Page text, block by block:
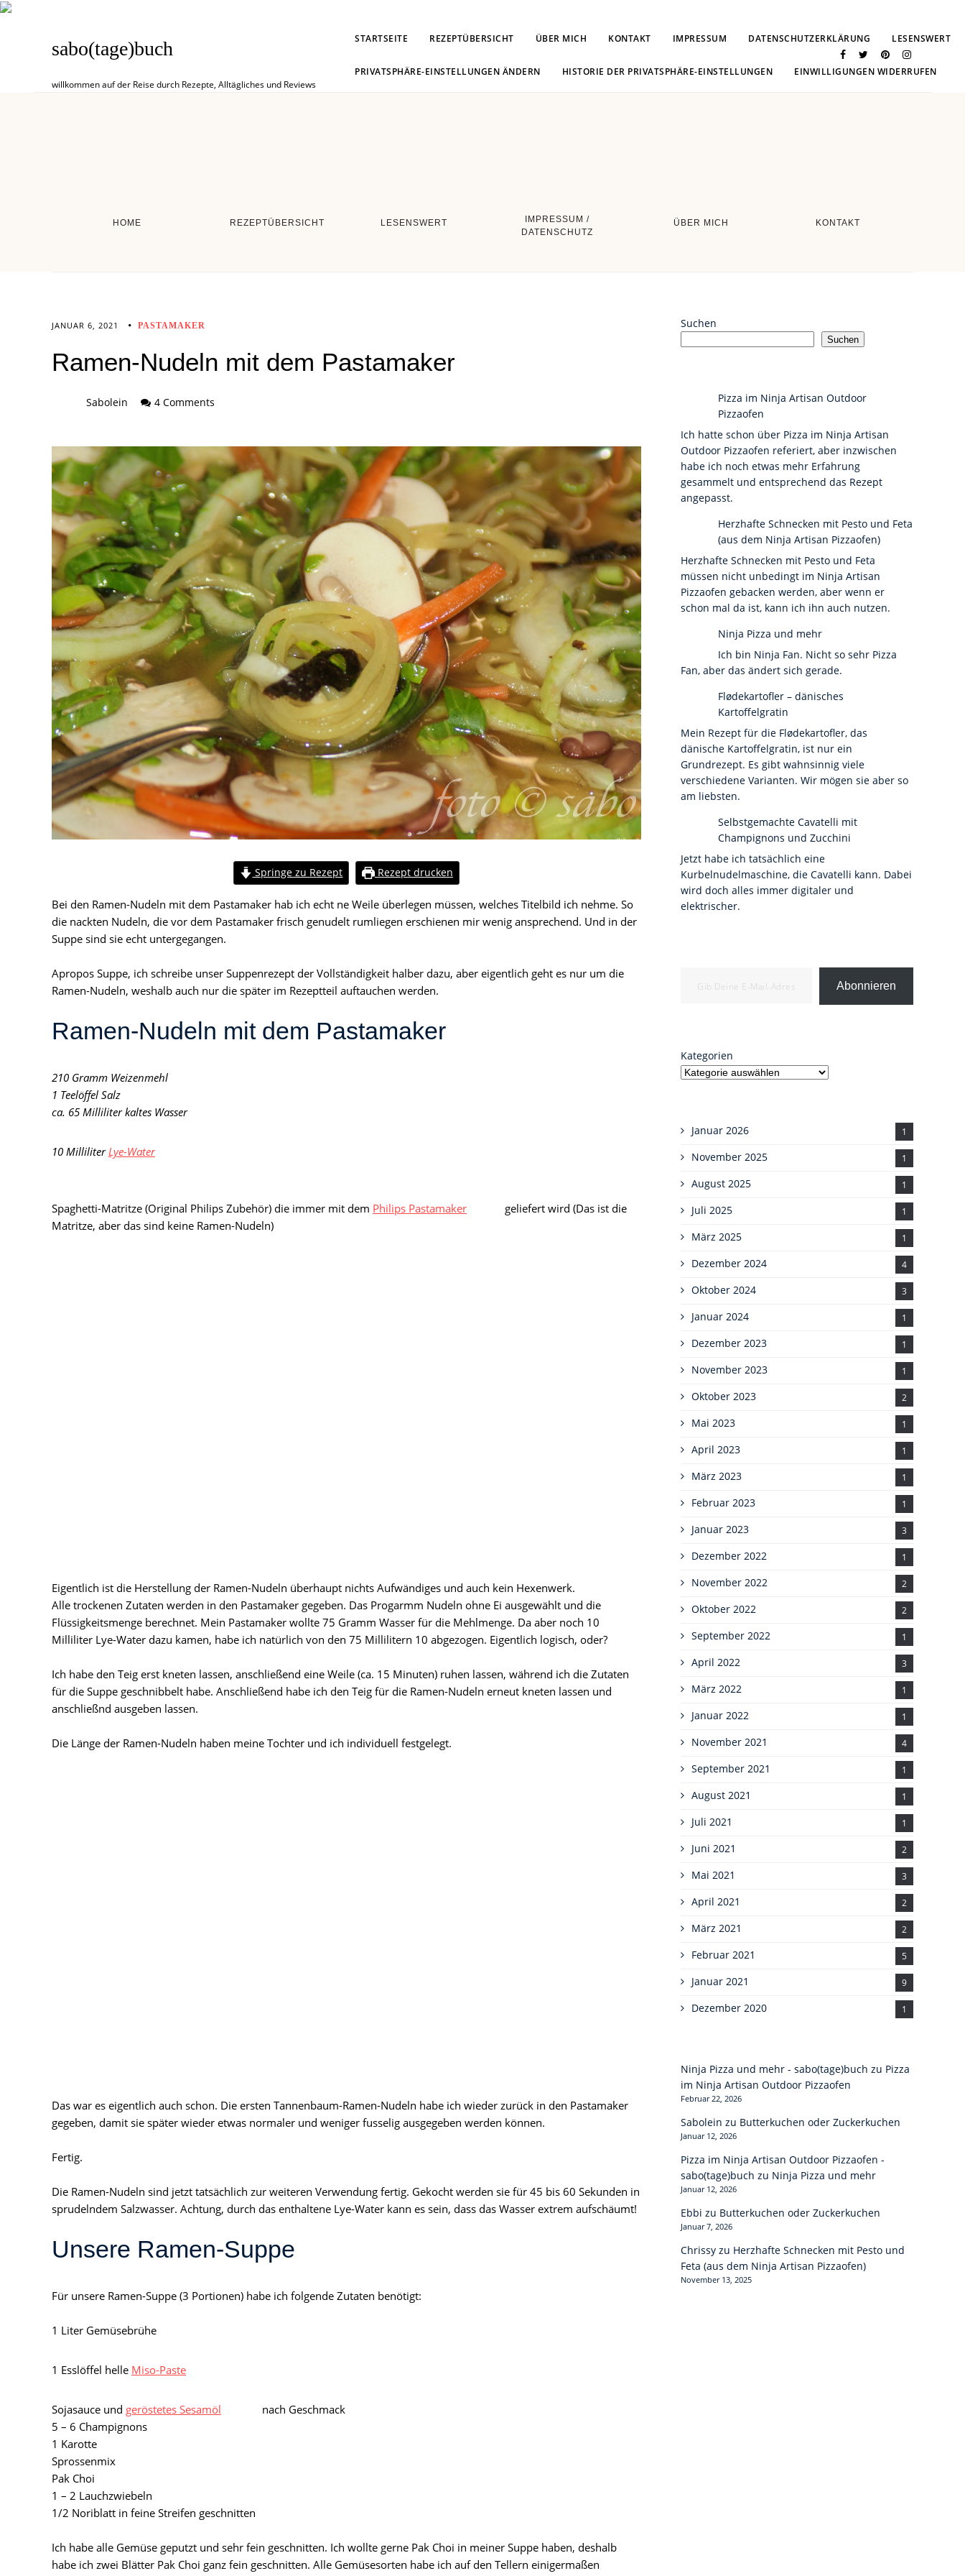
sabo(tage)buch
willkommen auf der Reise durch Rezepte, Alltägliches und Reviews
STARTSEITE REZEPTÜBERSICHT ÜBER MICH KONTAKT IMPRESSUM DATENSCHUTZERKLÄRUNG LESENSWERT
PRIVATSPHÄRE-EINSTELLUNGEN ÄNDERN HISTORIE DER PRIVATSPHÄRE-EINSTELLUNGEN EINWILLIGUNGEN WIDERRUFEN
HOME REZEPTÜBERSICHT LESENSWERT
IMPRESSUM /
DATENSCHUTZ
ÜBER MICH KONTAKT
JANUAR 6, 2021 PASTAMAKER
Ramen-Nudeln mit dem Pastamaker
Sabolein 4 Comments
Springe zu Rezept Rezept drucken
Bei den Ramen-Nudeln mit dem Pastamaker hab ich echt ne Weile überlegen müssen, welches Titelbild ich nehme. So
die nackten Nudeln, die vor dem Pastamaker frisch genudelt rumliegen erschienen mir wenig ansprechend. Und in der
Suppe sind sie echt untergegangen.
Apropos Suppe, ich schreibe unser Suppenrezept der Vollständigkeit halber dazu, aber eigentlich geht es nur um die
Ramen-Nudeln, weshalb auch nur die später im Rezeptteil auftauchen werden.
Ramen-Nudeln mit dem Pastamaker
210 Gramm Weizenmehl
1 Teelöffel Salz
ca. 65 Milliliter kaltes Wasser
10 Milliliter Lye-Water
Spaghetti-Matritze (Original Philips Zubehör) die immer mit dem Philips Pastamaker
geliefert wird (Das ist die
Matritze, aber das sind keine Ramen-Nudeln)
Eigentlich ist die Herstellung der Ramen-Nudeln überhaupt nichts Aufwändiges und auch kein Hexenwerk.
Alle trockenen Zutaten werden in den Pastamaker gegeben. Das Progarmm Nudeln ohne Ei ausgewählt und die
Flüssigkeitsmenge berechnet. Mein Pastamaker wollte 75 Gramm Wasser für die Mehlmenge. Da aber noch 10
Milliliter Lye-Water dazu kamen, habe ich natürlich von den 75 Millilitern 10 abgezogen. Eigentlich logisch, oder?
Ich habe den Teig erst kneten lassen, anschließend eine Weile (ca. 15 Minuten) ruhen lassen, während ich die Zutaten
für die Suppe geschnibbelt habe. Anschließend habe ich den Teig für die Ramen-Nudeln erneut kneten lassen und
anschließnd ausgeben lassen.
Die Länge der Ramen-Nudeln haben meine Tochter und ich individuell festgelegt.
Das war es eigentlich auch schon. Die ersten Tannenbaum-Ramen-Nudeln habe ich wieder zurück in den Pastamaker
gegeben, damit sie später wieder etwas normaler und weniger fusselig ausgegeben werden können.
Fertig.
Die Ramen-Nudeln sind jetzt tatsächlich zur weiteren Verwendung fertig. Gekocht werden sie für 45 bis 60 Sekunden in
sprudelndem Salzwasser. Achtung, durch das enthaltene Lye-Water kann es sein, dass das Wasser extrem aufschäumt!
Unsere Ramen-Suppe
Für unsere Ramen-Suppe (3 Portionen) habe ich folgende Zutaten benötigt:
1 Liter Gemüsebrühe
1 Esslöffel helle Miso-Paste
Sojasauce und geröstetes Sesamöl
nach Geschmack
5 – 6 Champignons
1 Karotte
Sprossenmix
Pak Choi
1 – 2 Lauchzwiebeln
1/2 Noriblatt in feine Streifen geschnitten
Ich habe alle Gemüse geputzt und sehr fein geschnitten. Ich wollte gerne Pak Choi in meiner Suppe haben, deshalb
habe ich zwei Blätter Pak Choi ganz fein geschnitten. Alle Gemüsesorten habe ich auf den Tellern einigermaßen
Suchen
Suchen
Pizza im Ninja Artisan Outdoor
Pizzaofen
Ich hatte schon über Pizza im Ninja Artisan
Outdoor Pizzaofen referiert, aber inzwischen
habe ich noch etwas mehr Erfahrung
gesammelt und entsprechend das Rezept
angepasst.
Herzhafte Schnecken mit Pesto und Feta
(aus dem Ninja Artisan Pizzaofen)
Herzhafte Schnecken mit Pesto und Feta
müssen nicht unbedingt im Ninja Artisan
Pizzaofen gebacken werden, aber wenn er
schon mal da ist, kann ich ihn auch nutzen.
Ninja Pizza und mehr
Ich bin Ninja Fan. Nicht so sehr Pizza
Fan, aber das ändert sich gerade.
Flødekartofler – dänisches
Kartoffelgratin
Mein Rezept für die Flødekartofler, das
dänische Kartoffelgratin, ist nur ein
Grundrezept. Es gibt wahnsinnig viele
verschiedene Varianten. Wir mögen sie aber so
am liebsten.
Selbstgemachte Cavatelli mit
Champignons und Zucchini
Jetzt habe ich tatsächlich eine
Kurbelnudelmaschine, die Cavatelli kann. Dabei
wird doch alles immer digitaler und
elektrischer.
Abonnieren
Kategorien
Januar 2026 1
November 2025 1
August 2025 1
Juli 2025 1
März 2025 1
Dezember 2024 4
Oktober 2024 3
Januar 2024 1
Dezember 2023 1
November 2023 1
Oktober 2023 2
Mai 2023 1
April 2023 1
März 2023 1
Februar 2023 1
Januar 2023 3
Dezember 2022 1
November 2022 2
Oktober 2022 2
September 2022 1
April 2022 3
März 2022 1
Januar 2022 1
November 2021 4
September 2021 1
August 2021 1
Juli 2021 1
Juni 2021 2
Mai 2021 3
April 2021 2
März 2021 2
Februar 2021 5
Januar 2021 9
Dezember 2020 1
Ninja Pizza und mehr - sabo(tage)buch zu Pizza
im Ninja Artisan Outdoor Pizzaofen
Februar 22, 2026
Sabolein zu Butterkuchen oder Zuckerkuchen
Januar 12, 2026
Pizza im Ninja Artisan Outdoor Pizzaofen -
sabo(tage)buch zu Ninja Pizza und mehr
Januar 12, 2026
Ebbi zu Butterkuchen oder Zuckerkuchen
Januar 7, 2026
Chrissy zu Herzhafte Schnecken mit Pesto und
Feta (aus dem Ninja Artisan Pizzaofen)
November 13, 2025